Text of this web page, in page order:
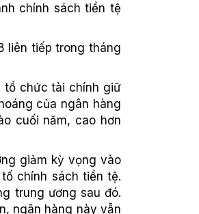
chính sách tiền tệ
liên tiếp trong tháng
tổ chức tài chính giữ
của ngân hàng
cuối năm, cao hơn
giảm kỳ vọng vào
chính sách tiền tệ.
trung ương sau đó.
ngân hàng này vẫn